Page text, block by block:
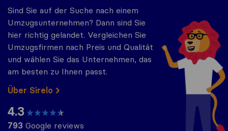
Sind Sie auf der Suche nach einem
Umzugsunternehmen? Dann sind Sie
hier richtig gelandet. Vergleichen Sie
Umzugsfirmen nach Preis und Qualität
und wählen Sie das Unternehmen, das
am besten zu Ihnen passt.
Über Sirelo
4.3
793 Google reviews